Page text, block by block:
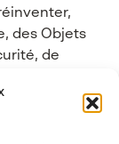
des Objets
de